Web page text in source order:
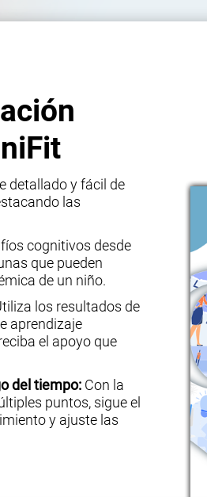
detallado y fácil de
las
cognitivos desde
que pueden
de un niño.
los resultados de
aprendizaje
el apoyo que
del tiempo:Con la
puntos, sigue el
y ajuste las